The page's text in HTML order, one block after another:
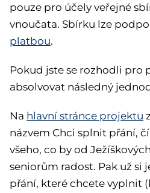
pouze pro účely veřejné
vnoučata. Sbírku lze
platbou.
Pokud jste se rozhodli pro
absolvovat následný
Na hlavní stránce projektu
názvem Chci splnit přání,
všeho, co by od
seniorům radost. Pak už si
přání, které chcete vyplnit